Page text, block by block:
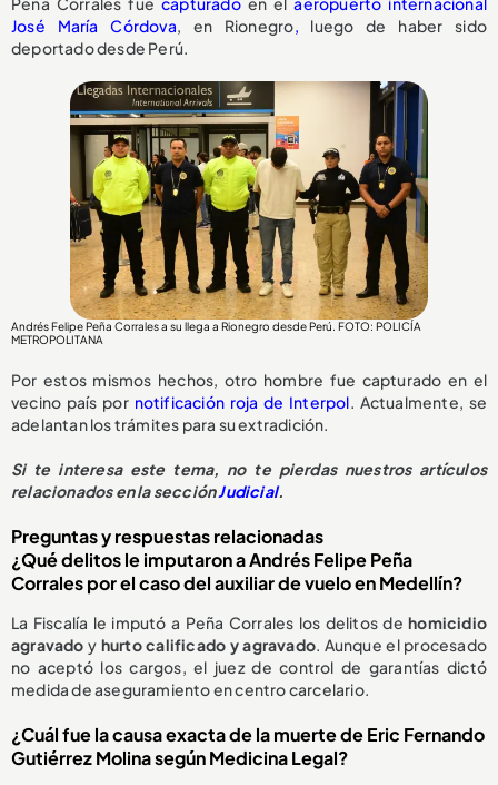
José María Córdova, en Rionegro, luego de haber sido
deportado desde Perú.
Andrés Felipe Peña Corrales a su llega a Rionegro desde Perú. FOTO: POLICÍA
METROPOLITANA
Por estos mismos hechos, otro hombre fue capturado en el
vecino país por notificación roja de Interpol. Actualmente, se
adelantan los trámites para su extradición.
Si te interesa este tema, no te pierdas nuestros artículos
relacionados en la secciónJudicial.
Preguntas y respuestas relacionadas
¿Qué delitos le imputaron a Andrés Felipe Peña
Corrales por el caso del auxiliar de vuelo en Medellín?
La Fiscalía le imputó a Peña Corrales los delitos dehomicidio
agravado y hurto calificado y agravado. Aunque el procesado
no aceptó los cargos, el juez de control de garantías dictó
medida de aseguramiento en centro carcelario.
¿Cuál fue la causa exacta de la muerte de Eric Fernando
Gutiérrez Molina según Medicina Legal?